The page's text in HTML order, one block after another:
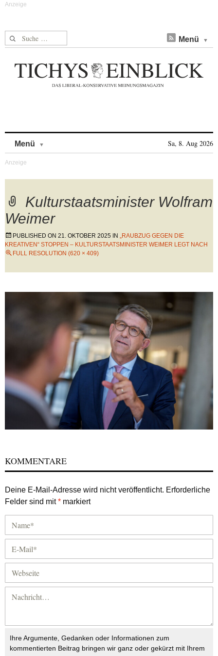
Suche nach: Menü
Menü Sa, 8. Aug 2026
Kulturstaatsminister Wolfram
Weimer
PUBLISHED ON 21. OKTOBER 2025 IN „RAUBZUG GEGEN DIE
KREATIVEN“ STOPPEN – KULTURSTAATSMINISTER WEIMER LEGT NACH
FULL RESOLUTION (620 × 409)
KOMMENTARE
Deine E-Mail-Adresse wird nicht veröffentlicht. Erforderliche
Felder sind mit* markiert
Ihre Argumente, Gedanken oder Informationen zum
kommentierten Beitrag bringen wir ganz oder gekürzt mit Ihrem